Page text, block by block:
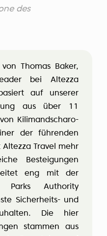
des
Thomas Baker,
bei Altezza
auf unserer
aus über 11
Kilimandscharo-
der führenden
Travel mehr
Besteigungen
eng mit der
Parks Authority
Sicherheits- und
Die hier
stammen aus